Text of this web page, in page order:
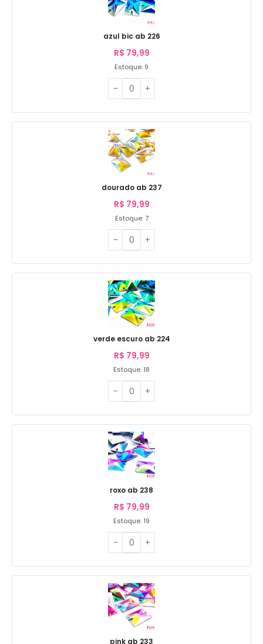
azul bic ab 226
R$ 79,99
Estoque: 9
dourado ab 237
R$ 79,99
Estoque: 7
verde escuro ab 224
R$ 79,99
Estoque: 18
roxo ab 238
R$ 79,99
Estoque: 19
pink ab 233